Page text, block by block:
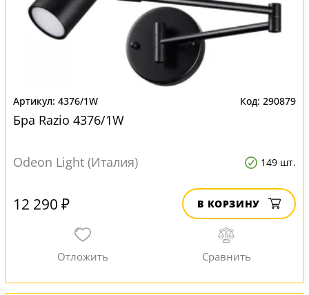
4376/1W 290879
Бра Razio 4376/1W
Odeon Light (Италия) 149 шт.
12 290 ₽ В КОРЗИНУ